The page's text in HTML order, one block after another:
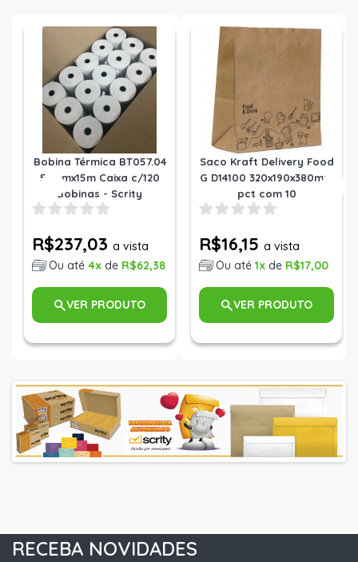
Bobina Térmica BT057.04
57mmx15m Caixa c/120
Bobinas - Scrity
R$237,03 a vista
Ou até 4x de R$62,38
VER PRODUTO
Saco Kraft Delivery Food
G D14100 320x190x380mm
pct com 10
R$16,15 a vista
Ou até 1x de R$17,00
VER PRODUTO
RECEBA NOVIDADES